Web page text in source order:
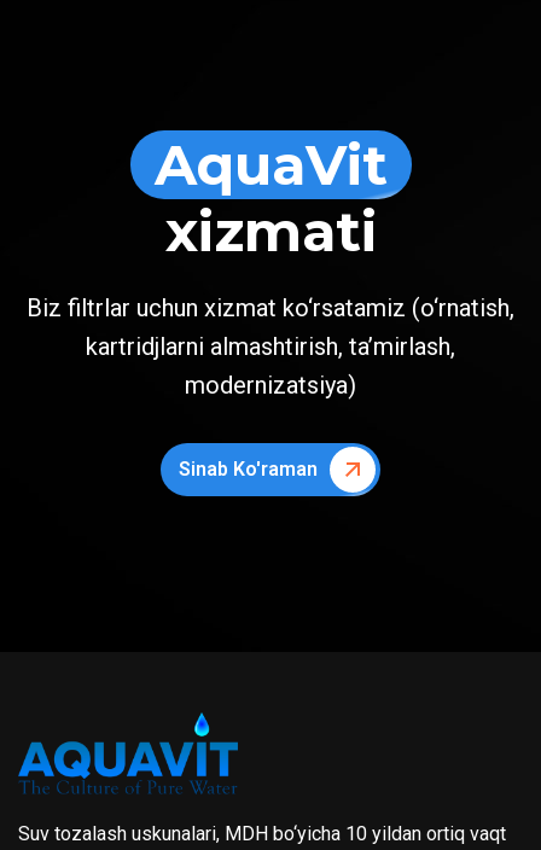
AquaVit
xizmati
Biz filtrlar uchun xizmat ko‘rsatamiz (o‘rnatish,
kartridjlarni almashtirish, ta’mirlash,
modernizatsiya)
Sinab Ko'raman
Suv tozalash uskunalari, MDH bo‘yicha 10 yildan ortiq vaqt